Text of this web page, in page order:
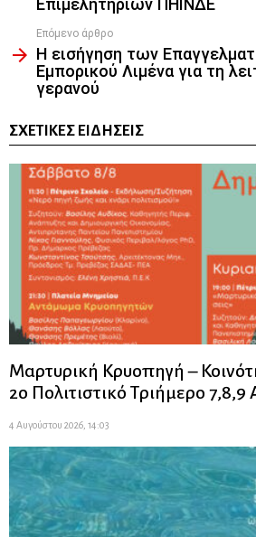
Επιμελητηρίων ΠΗΙΝΔΕ
Επόμενο άρθρο
Η εισήγηση των
Εμπορικού Λιμένα για τη
γερανού
ΣΧΕΤΙΚΈΣ ΕΙΔΉΣΕΙΣ
Μαρτυρική Κρυοπηγή –
2ο Πολιτιστικό Τριήμερο
4 Αυγούστου 2026, 14:03